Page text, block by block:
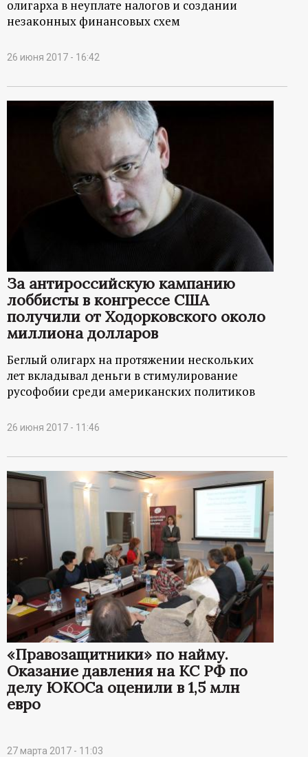
олигарха в неуплате налогов и создании
незаконных финансовых схем
26 июня 2017 - 16:42
За антироссийскую кампанию
лоббисты в конгрессе США
получили от Ходорковского около
миллиона долларов
Беглый олигарх на протяжении нескольких
лет вкладывал деньги в стимулирование
русофобии среди американских политиков
26 июня 2017 - 11:46
«Правозащитники» по найму.
Оказание давления на КС РФ по
делу ЮКОСа оценили в 1,5 млн
евро
27 марта 2017 - 11:03